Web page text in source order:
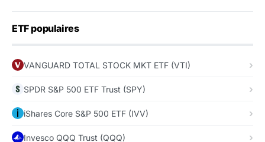
ETF populaires
VANGUARD TOTAL STOCK MKT ETF (VTI)
SPDR S&P 500 ETF Trust (SPY)
iShares Core S&P 500 ETF (IVV)
Invesco QQQ Trust (QQQ)